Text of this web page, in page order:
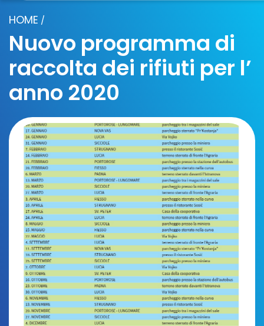
HOME /
Nuovo programma di
raccolta dei rifiuti per l’
anno 2020